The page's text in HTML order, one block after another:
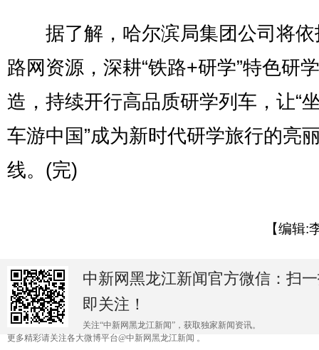
据了解，哈尔滨局集团公司将依
路网资源，深耕“铁路+研学”特色研
造，持续开行高品质研学列车，让“
车游中国”成为新时代研学旅行的亮
线。(完)
【编辑:
中新网黑龙江新闻官方微信：扫
即关注！
关注“中新网黑龙江新闻”，获取独家新闻资讯。
更多精彩请关注各大微博平台@中新网黑龙江新闻 。